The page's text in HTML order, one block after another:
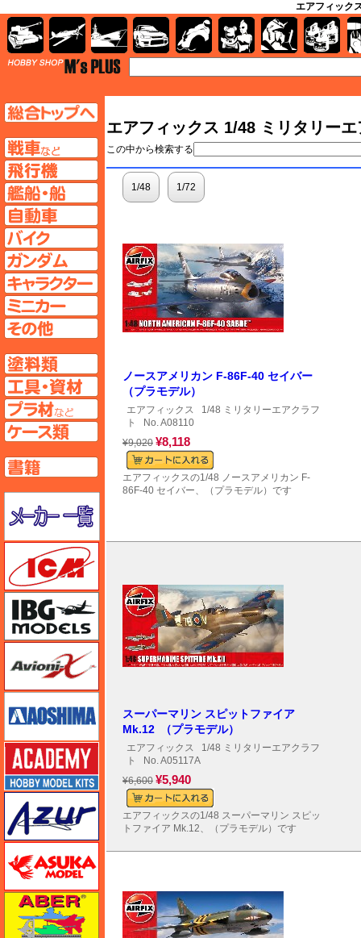
エアフィック
エアフィックス 1/48 ミリタリー
この中から検索する
1/48 1/72
ノースアメリカン F-86F-40 セイバー
（プラモデル）
エアフィックス
1/48 ミリタリーエアクラフ
ト
No. A08110
¥9,020 ¥8,118
エアフィックスの1/48 ノースアメリカン F-
86F-40 セイバー、（プラモデル）です
スーパーマリン スピットファイア
Mk.12 （プラモデル）
エアフィックス
1/48 ミリタリーエアクラフ
ト
No. A05117A
¥6,600 ¥5,940
エアフィックスの1/48 スーパーマリン スピッ
トファイア Mk.12、（プラモデル）です
AFV
飛行機ページへ
艦船ページへ
ガンダムページへ
キャラクターページへ
ミニカーページへ
その他ページへ
工具ページへ
プラ材ページへ
ケースページへ
書籍ページへ
メーカー一覧のページはこちら
Avioni-X（アヴィオニクス）
アカデミー
アズール
アスカモデル
アベール
AFV 飛行機 艦船 自動車 バイク キャラクターガンダム 塗料